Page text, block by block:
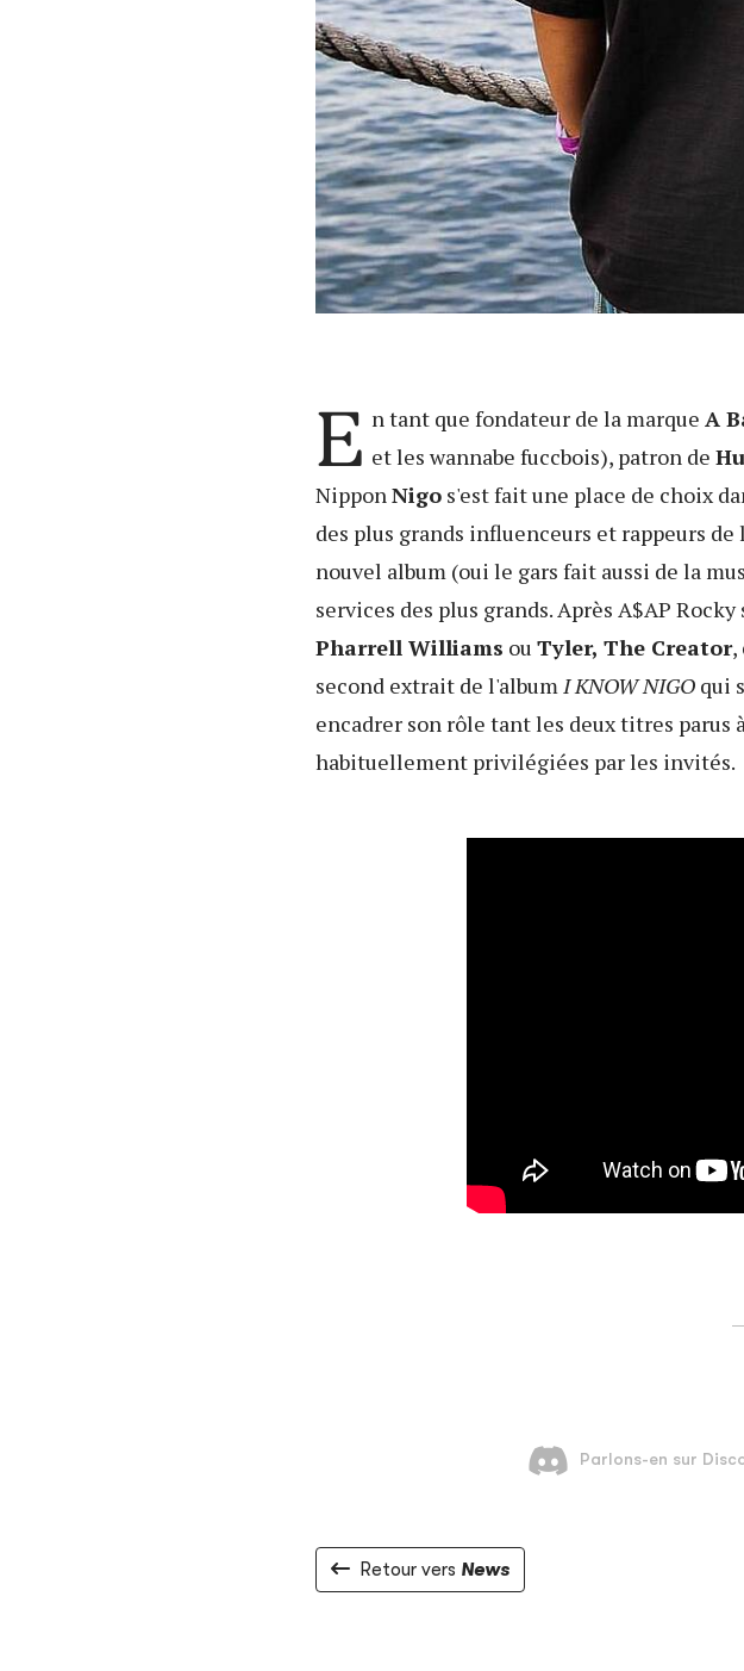
E n tant que fondateur de la marque A
et les wannabe fuccbois), patron de
NipponNigos'est fait une place de choix
des plus grands influenceurs et rappeurs
nouvel album (oui le gars fait aussi de la
services des plus grands. Après A$AP Rocky
Pharrell Williams ou Tyler, The Creator,
second extrait de l'albumI KNOW NIGOqui
encadrer son rôle tant les deux titres parus
habituellement privilégiées par les invités.
Retour vers News